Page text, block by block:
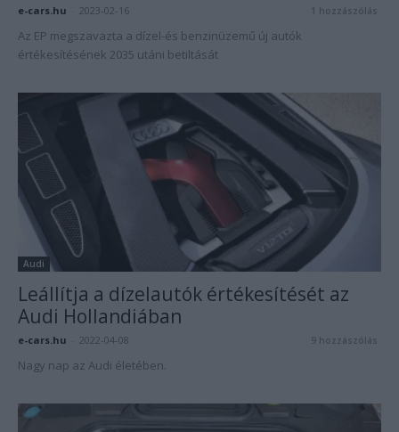
e-cars.hu 2023-02-16 1 hozzászólás
Az EP megszavazta a dízel-és benzinüzemű új autók
értékesítésének 2035 utáni betiltását
Audi
Leállítja a dízelautók értékesítését az
Audi Hollandiában
e-cars.hu 2022-04-08 9 hozzászólás
Nagy nap az Audi életében.